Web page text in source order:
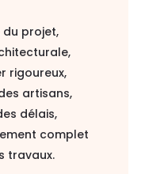
du projet,
rigoureux,
artisans,
délais,
complet
travaux.